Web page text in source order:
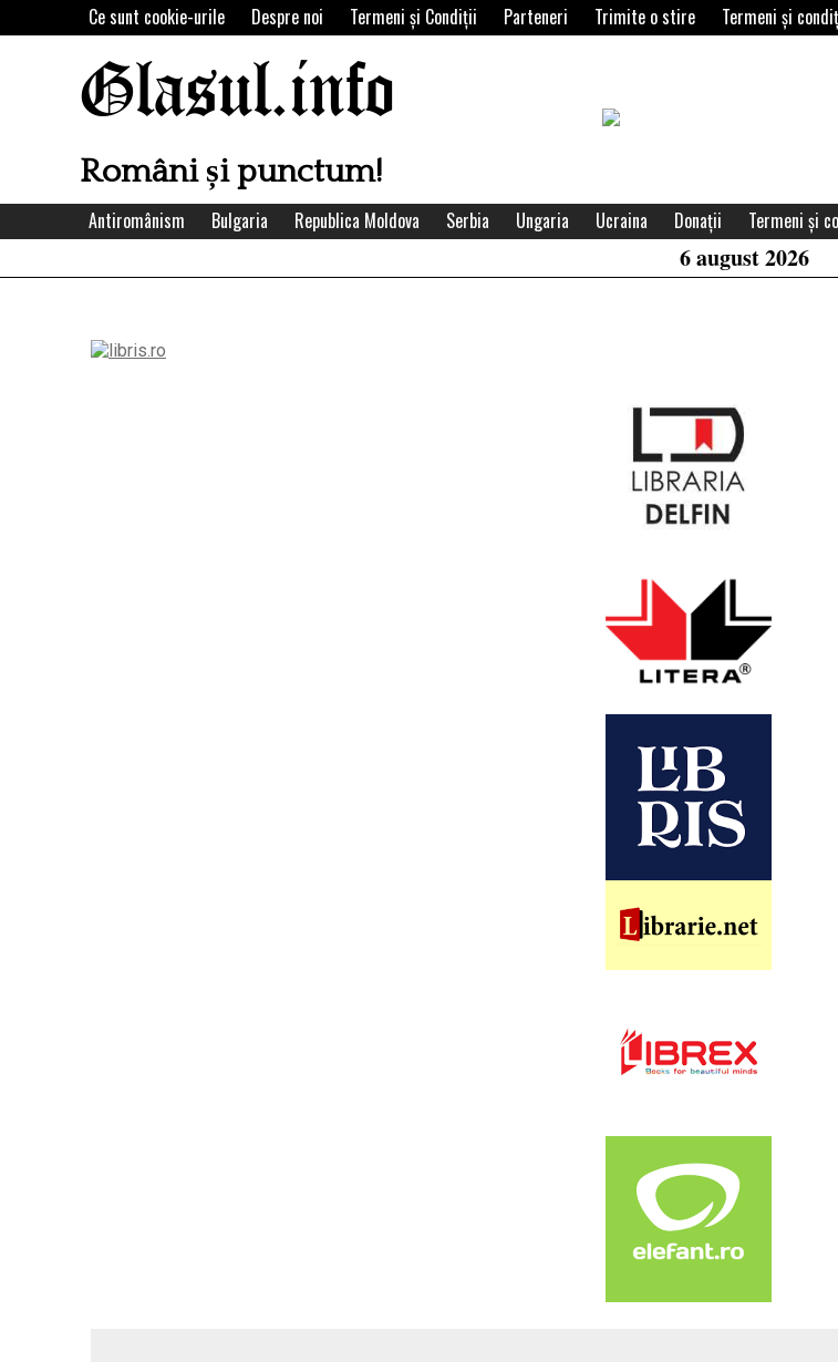
to
Ce sunt cookie-urile Despre noi Termeni şi Condiţii Parteneri Trimite o stire Termeni și
Glasul.info
Români și punctum!
Header
Area
Antiromânism Bulgaria Republica Moldova Serbia Ungaria Ucraina Donații Termeni și
6 august 2026
Left
Asides